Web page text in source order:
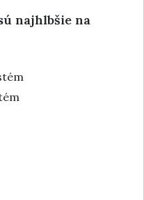
najhlbšie na